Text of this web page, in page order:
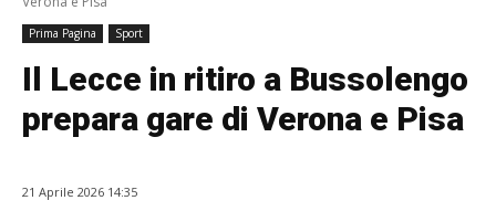
Prima Pagina Sport
Il Lecce in ritiro a Bussolengo
prepara gare di Verona e Pisa
21 Aprile 2026 14:35